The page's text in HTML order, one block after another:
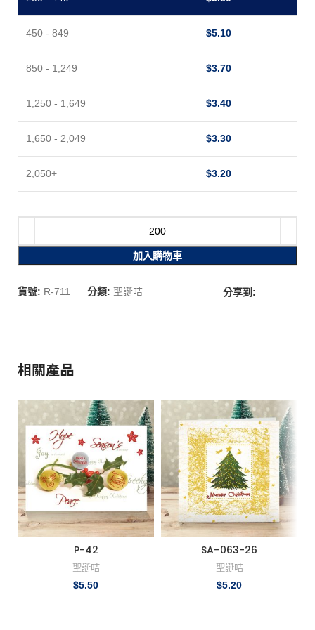
加入購物車
450 - 849 $5.10
850 - 1,249 $3.70
1,250 - 1,649 $3.40
1,650 - 2,049 $3.30
2,050+ $3.20
貨號: R-711 分類: 聖誕咭 分享到:
相關產品
P-42
聖誕咭
$5.50
SA–063-26
聖誕咭
$5.20